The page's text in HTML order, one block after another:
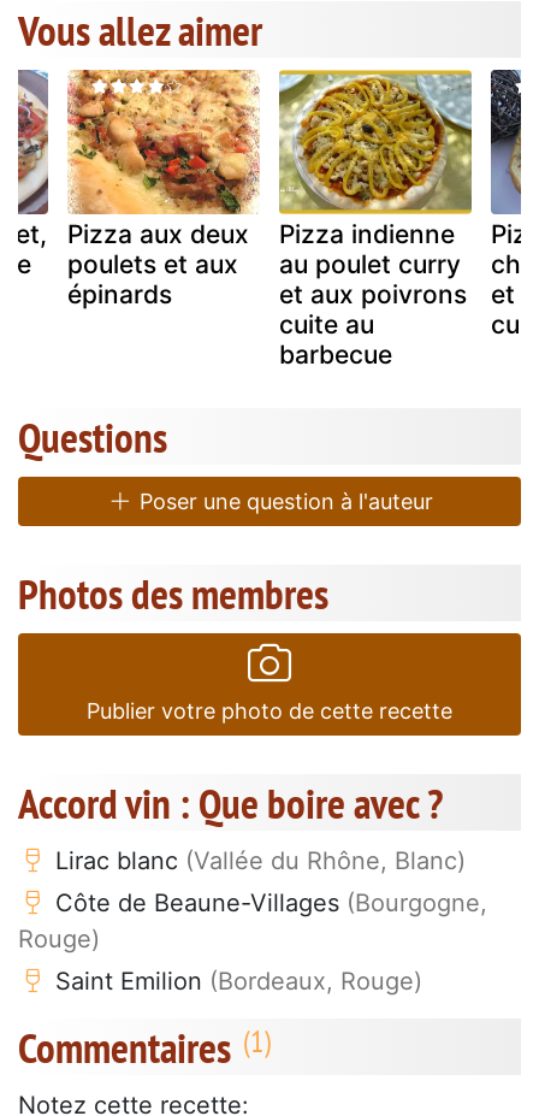
Vous allez aimer
Pizza aux deux
poulets et aux
épinards
Pizza indienne
au poulet curry
et aux poivrons
cuite au
barbecue
et
Questions
Poser une question à l'auteur
Photos des membres
Publier votre photo de cette recette
Accord vin : Que boire avec ?
Lirac blanc (Vallée du Rhône, Blanc)
Côte de Beaune-Villages (Bourgogne,
Rouge)
Saint Emilion (Bordeaux, Rouge)
Commentaires
Notez cette recette: